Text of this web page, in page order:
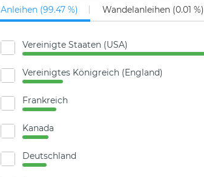
Anleihen (99.47 %) Wandelanleihen (0.01 %)
Vereinigte Staaten (USA)
Vereinigtes Königreich (England)
Frankreich
Kanada
Deutschland